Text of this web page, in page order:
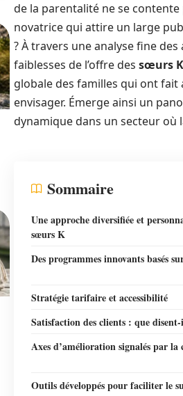
de la parentalité ne se
novatrice qui attire un large
? À travers une analyse fine
faiblesses de l’offre des sœurs K
globale des familles qui ont fait
envisager. Émerge ainsi un
dynamique dans un secteur où
Sommaire
Une approche diversifiée et
sœurs K
Des programmes innovants basés
Stratégie tarifaire et accessibilité
Satisfaction des clients : que
Axes d’amélioration signalés par la
Outils développés pour faciliter le